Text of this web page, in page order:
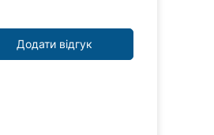
Додати відгук